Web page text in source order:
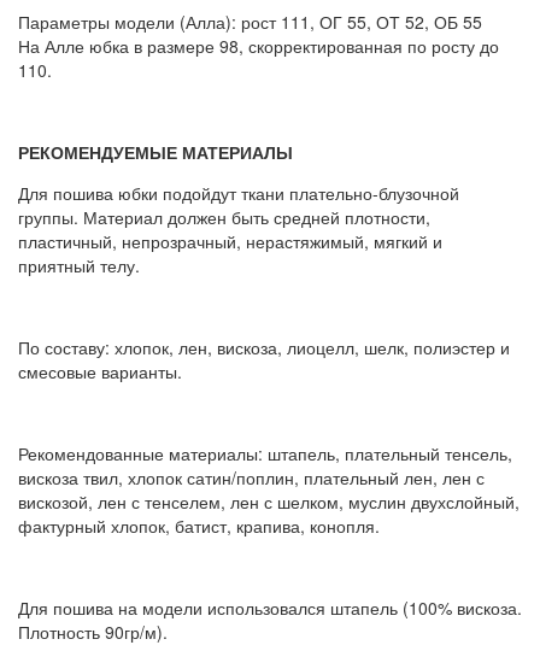
Параметры модели (Алла): рост 111, ОГ 55, ОТ 52, ОБ 55
На Алле юбка в размере 98, скорректированная по росту до
110.
РЕКОМЕНДУЕМЫЕ МАТЕРИАЛЫ
Для пошива юбки подойдут ткани плательно-блузочной
группы. Материал должен быть средней плотности,
пластичный, непрозрачный, нерастяжимый, мягкий и
приятный телу.
По составу: хлопок, лен, вискоза, лиоцелл, шелк, полиэстер и
смесовые варианты.
Рекомендованные материалы: штапель, плательный тенсель,
вискоза твил, хлопок сатин/поплин, плательный лен, лен с
вискозой, лен с тенселем, лен с шелком, муслин двухслойный,
фактурный хлопок, батист, крапива, конопля.
Для пошива на модели использовался штапель (100% вискоза.
Плотность 90гр/м).